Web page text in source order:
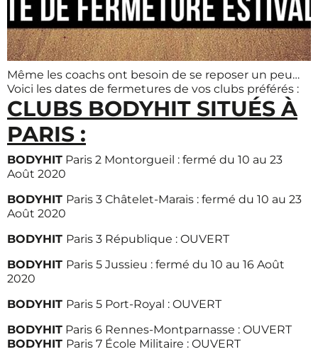
Même les coachs ont besoin de se reposer un peu…
Voici les dates de fermetures de vos clubs préférés :
CLUBS BODYHIT SITUÉS À
PARIS :
BODYHIT Paris 2 Montorgueil : fermé du 10 au 23
Août 2020
BODYHIT Paris 3 Châtelet-Marais : fermé du 10 au 23
Août 2020
BODYHIT Paris 3 République : OUVERT
BODYHIT Paris 5 Jussieu : fermé du 10 au 16 Août
2020
BODYHIT Paris 5 Port-Royal : OUVERT
BODYHIT Paris 6 Rennes-Montparnasse : OUVERT
BODYHIT Paris 7 École Militaire : OUVERT